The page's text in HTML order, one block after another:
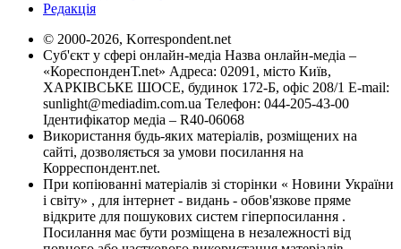
Редакція
© 2000-2026, Korrespondent.net
Суб'єкт у сфері онлайн-медіа Назва онлайн-медіа –
«КореспонденТ.net» Адреса: 02091, місто Київ,
ХАРКІВСЬКЕ ШОСЕ, будинок 172-Б, офіс 208/1 E-mail:
sunlight@mediadim.com.ua Телефон: 044-205-43-00
Ідентифікатор медіа – R40-06068
Використання будь-яких матеріалів, розміщених на
сайті, дозволяється за умови посилання на
Корреспондент.net.
При копіюванні матеріалів зі сторінки « Новини України
і світу» , для інтернет - видань - обов'язкове пряме
відкрите для пошукових систем гіперпосилання .
Посилання має бути розміщена в незалежності від